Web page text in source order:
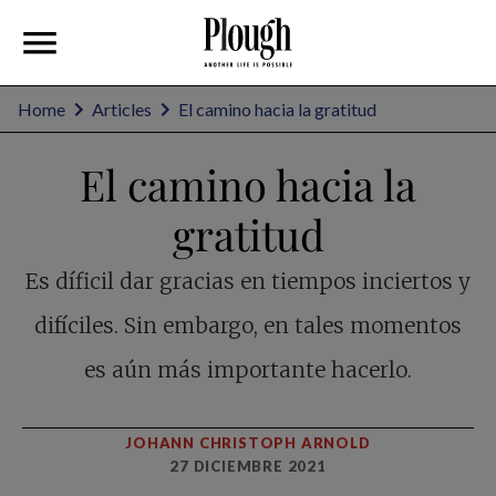
Home Articles El camino hacia la gratitud
El camino hacia la
gratitud
Es díficil dar gracias en tiempos inciertos y
difíciles. Sin embargo, en tales momentos
es aún más importante hacerlo.
JOHANN CHRISTOPH ARNOLD
27 DICIEMBRE 2021